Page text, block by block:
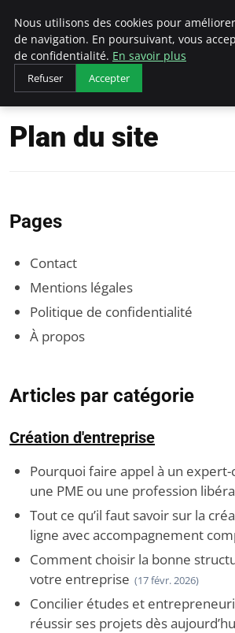
LECFCM
Accueil Plan du site
Plan du site
Pages
Contact
Mentions légales
Politique de confidentialité
À propos
Articles par catégorie
Création d'entreprise
Pourquoi faire appel à un
une PME ou une profession
Tout ce qu’il faut savoir sur la
ligne avec accompagnement
Comment choisir la bonne
votre entreprise (17 févr. 2026)
Concilier études et
réussir ses projets dès
Nous utilisons des cookies pour
de navigation. En poursuivant, vous
de confidentialité. En savoir plus
Refuser Accepter